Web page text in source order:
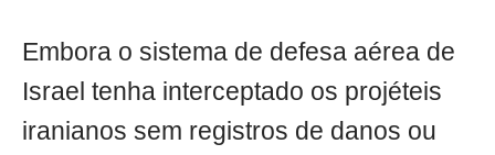
Embora o sistema de defesa aérea de
Israel tenha interceptado os projéteis
iranianos sem registros de danos ou